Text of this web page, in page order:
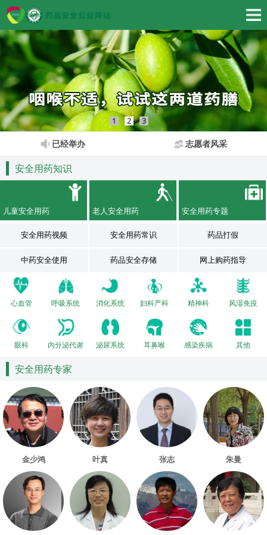
1 2 3
已经举办 志愿者风采
安全用药知识
儿童安全用药 老人安全用药 安全用药专题
安全用药视频 安全用药常识 药品打假
中药安全使用 药品安全存储 网上购药指导
心血管 呼吸系统 消化系统 妇科产科 精神科 风湿免疫
眼科 内分泌代谢 泌尿系统 耳鼻喉 感染疾病 其他
安全用药专家
金少鸿 叶真 张志 朱曼